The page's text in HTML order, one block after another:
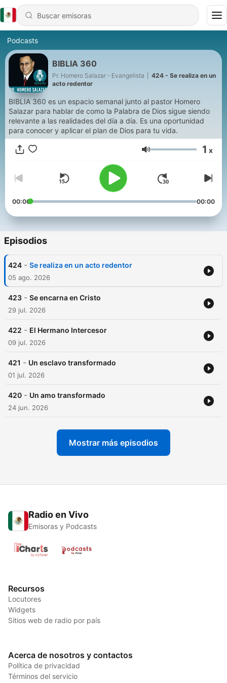
Podcasts
BIBLIA 360
Pr. Homero Salazar - Evangelista
424 - Se realiza en un
acto redentor
BIBLIA 360 es un espacio semanal junto al pastor Homero
Salazar para hablar de como la Palabra de Dios sigue siendo
relevante a las realidades del día a día. Es una oportunidad
para conocer y aplicar el plan de Dios para tu vida.
Volumen 1 x
00:00 00:00
Episodios
424 - Se realiza en un acto redentor
05 ago. 2026
423 - Se encarna en Cristo
29 jul. 2026
422 - El Hermano Intercesor
09 jul. 2026
421 - Un esclavo transformado
01 jul. 2026
420 - Un amo transformado
24 jun. 2026
Mostrar más episodios
Radio en Vivo
Emisoras y Podcasts
Recursos
Locutores
Widgets
Sitios web de radio por país
Acerca de nosotros y contactos
Política de privacidad
Términos del servicio